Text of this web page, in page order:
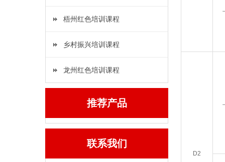
梧州红色培训课程
乡村振兴培训课程
龙州红色培训课程
推荐产品
联系我们
D2